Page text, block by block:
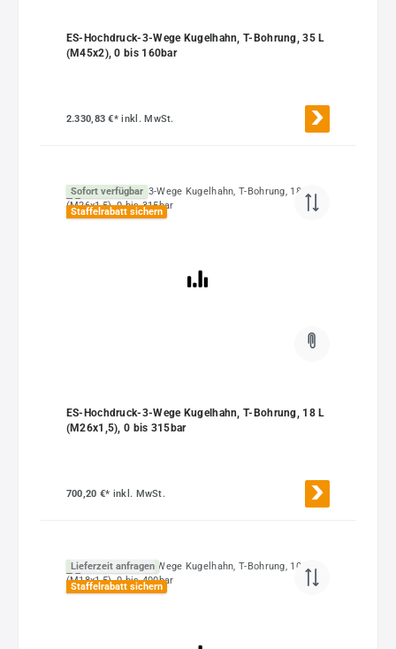
ES-Hochdruck-3-Wege Kugelhahn, T-Bohrung, 35 L
(M45x2), 0 bis 160bar
2.330,83 €*inkl. MwSt.
Sofort verfügbar
Staffelrabatt sichern
ES-Hochdruck-3-Wege Kugelhahn, T-Bohrung, 18 L
(M26x1,5), 0 bis 315bar
700,20 €* inkl. MwSt.
Lieferzeit anfragen
Staffelrabatt sichern